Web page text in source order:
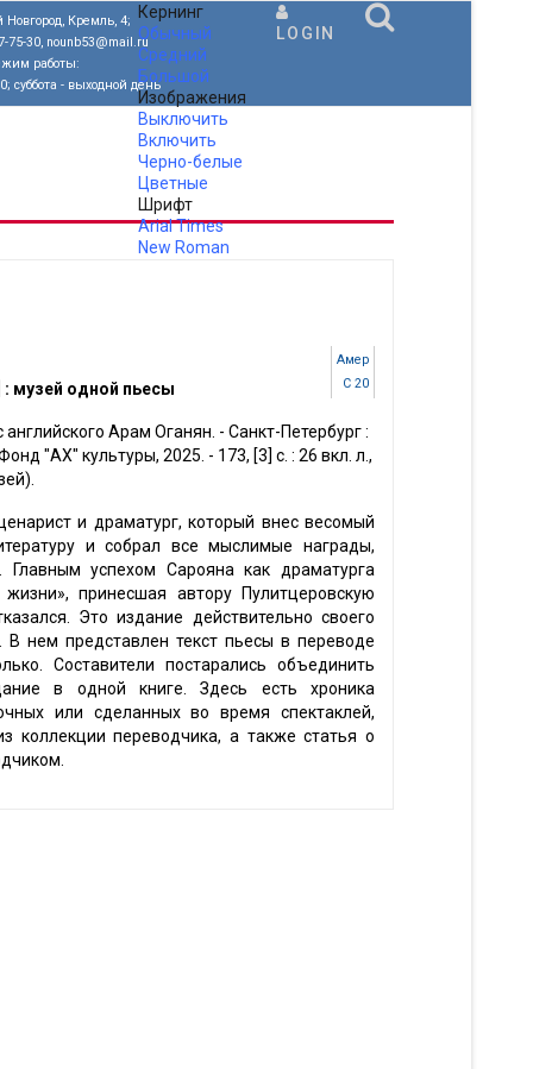
Новгород, Кремль, 4;
75-30, nounb53@mail.ru
работы:
суббота - выходной день
Кернинг
Обычный
Средний
Большой
Изображения
Выключить
Включить
Черно-белые
Цветные
Шрифт
ArialTimes
New Roman
LOGIN
Амер
С 20
музей одной пьесы
Арам Оганян. - Санкт-Петербург :
"АХ" культуры, 2025. - 173, [3] с. : 26 вкл. л.,
и драматург, который внес весомый
и собрал все мыслимые награды,
успехом Сарояна как драматурга
принесшая автору Пулитцеровскую
Это издание действительно своего
нем представлен текст пьесы в переводе
Составители постарались объединить
в одной книге. Здесь есть хроника
или сделанных во время спектаклей,
коллекции переводчика, а также статья о